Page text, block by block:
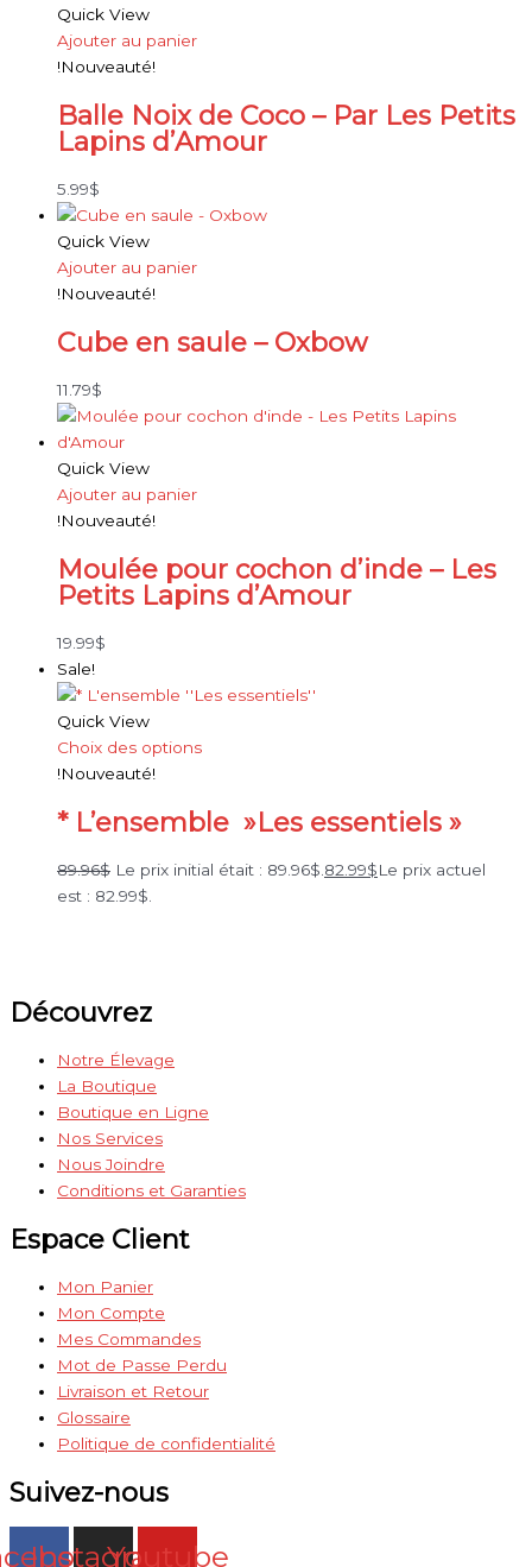
Quick View
Ajouter au panier
!Nouveauté!
Balle Noix de Coco – Par Les Petits
Lapins d’Amour
5.99$
Quick View
Ajouter au panier
!Nouveauté!
Cube en saule – Oxbow
11.79$
Quick View
Ajouter au panier
!Nouveauté!
Moulée pour cochon d’inde – Les
Petits Lapins d’Amour
19.99$
Sale!
Quick View
Choix des options
!Nouveauté!
* L’ensemble »Les essentiels »
89.96$ Le prix initial était : 89.96$. 82.99$Le prix actuel
est : 82.99$.
Découvrez
Notre Élevage
La Boutique
Boutique en Ligne
Nos Services
Nous Joindre
Conditions et Garanties
Espace Client
Mon Panier
Mon Compte
Mes Commandes
Mot de Passe Perdu
Livraison et Retour
Glossaire
Politique de confidentialité
Suivez-nous
Instagram
Youtube